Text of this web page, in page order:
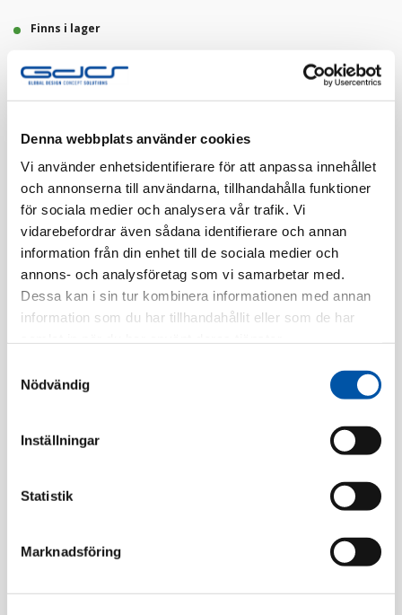
Denna webbplats använder cookies
Vi använder enhetsidentifierare för att anpassa innehållet
och annonserna till användarna, tillhandahålla funktioner
för sociala medier och analysera vår trafik. Vi
vidarebefordrar även sådana identifierare och annan
information från din enhet till de sociala medier och
annons- och analysföretag som vi samarbetar med.
Dessa kan i sin tur kombinera informationen med annan
information som du har tillhandahållit eller som de har
Nödvändig
Inställningar
Statistik
Marknadsföring
Finns i lager
Registrera dig
Finns i flera färger
Beskrivning
Specifikation